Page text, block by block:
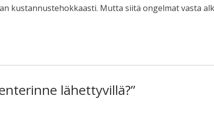
kustannustehokkaasti. Mutta siitä ongelmat vasta
lähettyvillä?”